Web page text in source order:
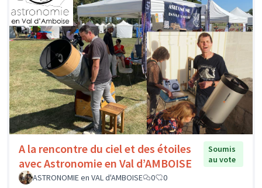
A la rencontre du ciel et des étoiles
avec Astronomie en Val d’AMBOISE
Soumis
au vote
ASTRONOMIE en VAL d'AMBOISE
0 0